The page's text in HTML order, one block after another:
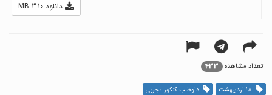
دانلود 3.10 MB
تعداد مشاهده 433
داوطلب کنکور تجربی